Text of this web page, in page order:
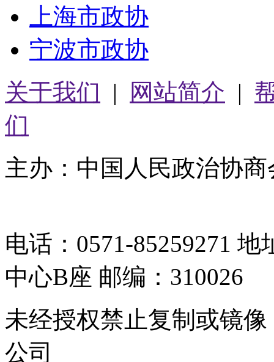
上海市政协
宁波市政协
关于我们 | 网站简介 |
们
主办：中国人民政治协
电话：0571-85259271
中心B座 邮编：310026
未经授权禁止复制或镜
公司